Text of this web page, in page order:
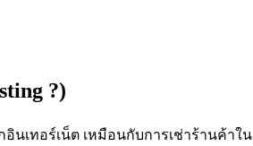
?)
อินเทอร์เน็ต เหมือนกับการเช่าร้านค้าใน